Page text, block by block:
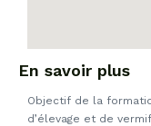
En savoir plus
Objectif de la
d’élevage et de